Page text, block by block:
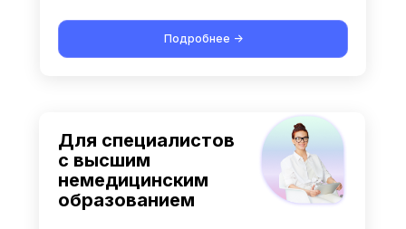
Подробнее ->
Для специалистов
с высшим
немедицинским
образованием